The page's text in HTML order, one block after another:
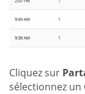
Cliquez sur
sélectionnez un